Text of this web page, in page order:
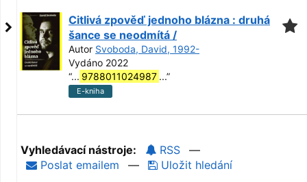
Citlivá zpověď jednoho blázna : druhá
šance se neodmítá /
Autor Svoboda, David, 1992-
Vydáno 2022
“... 9788011024987 ...”
E-kniha
Vyhledávací nástroje: RSS
—
Poslat emailem
—
Uložit hledání